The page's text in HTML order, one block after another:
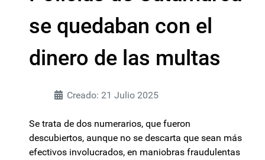
se quedaban con el
dinero de las multas
Creado: 21 Julio 2025
Se trata de dos numerarios, que fueron
descubiertos, aunque no se descarta que sean más
efectivos involucrados, en maniobras fraudulentas